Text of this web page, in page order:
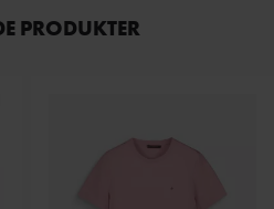
PRODUKTER